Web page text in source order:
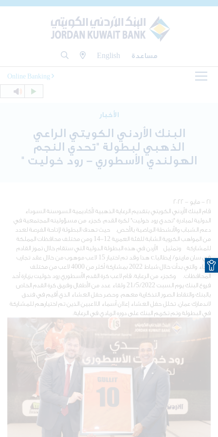
مساعدة English
Online Banking
الأخبار
البنك الأردني الكويتي الراعي
الذهبي لبطولة "تحدي النجم
الهولندي الأسطوري - رود خوليت "
٢١ - مايو - ٢٠٢٢
قام البنك الأردني الكويتي بتقديم الرعاية الذهبية لأكاديمية السوسنة السوداء
الدولية لمبادرة "تحدي رود خوليت" لكرة القدم، كجزء من مسؤوليته المجتمعية في
دعم الشباب والأنشطة الرياضية بالأخص. حيث تهدف البطولة لإتاحة الفرصة لعدد
من المواهب الكروية الشابة للفئة العمرية 12-14 ومن مختلف محافظات المملكة
للمشاركة وتمثيل الأردن في هذه البطولة الدولية التي ستقام خلال تموز القادم
في سان مارينو/ إيطاليا.c هذا وقد تم اختيار 15 لاعب موهوب من خلال عقد تجارب
للأداء والتي بدأت خلال شباط 2022 بمشاركة أكثر من 4000 لاعب من مختلف
المحافظات. وكجزء من الرعاية، قام لاعب كرة القدم الأسطوري رود خوليت بزيارة أحد
فروع البنك يوم السبت 21/5/2022 ولقاء عدد من الأطفال وفريق كرة القدم الخاص
بالبنك والتقاط الصور التذكارية معهم، وحضر حفل العشاء الذي أقيم في فندق
لاندمارك عمان، تخلل حفل العشاء إعلان أسماء اللاعبين الذين تم اختيارهم للمشاركة
في البطولة وتم تكريم البنك على دوره الريادي في الرعاية.